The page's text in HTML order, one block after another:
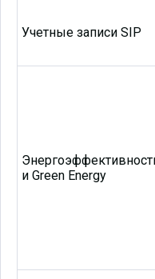
Учетные записи SIP
и Green Energy